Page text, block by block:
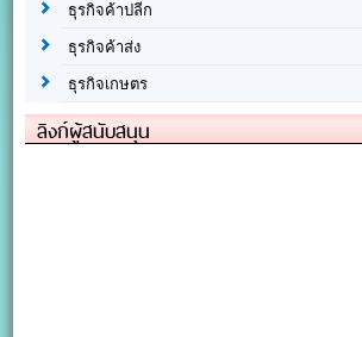
ธุรกิจค้าปลีก
ธุรกิจค้าส่ง
ธุรกิจเกษตร
ลิงก์ผู้สนับสนุน